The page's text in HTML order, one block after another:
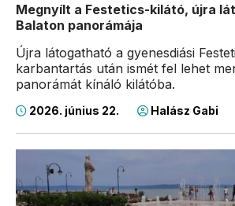
Megnyílt a Festetics-kilátó, újra
Balaton panorámája
Újra látogatható a gyenesdiási
karbantartás után ismét fel lehet
panorámát kínáló kilátóba.
2026. június 22. Halász Gabi